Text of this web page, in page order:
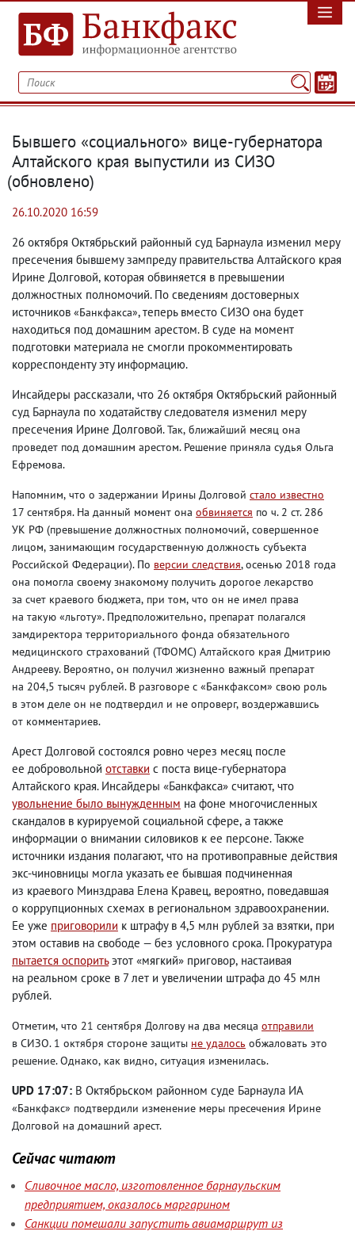
Бывшего «социального» вице-губернатора
Алтайского края выпустили из СИЗО
(обновлено)
26.10.2020 16:59
26 октября Октябрьский районный суд Барнаула изменил меру
пресечения бывшему зампреду правительства Алтайского края
Ирине Долговой, которая обвиняется в превышении
должностных полномочий. По сведениям достоверных
источников «Банкфакса», теперь вместо СИЗО она будет
находиться под домашним арестом. В суде на момент
подготовки материала не смогли прокомментировать
корреспонденту эту информацию.
Инсайдеры рассказали, что 26 октября Октябрьский районный
суд Барнаула по ходатайству следователя изменил меру
пресечения Ирине Долговой.Так, ближайший месяц она
проведет под домашним арестом. Решение приняла судья Ольга
Ефремова.
Напомним, что о задержании Ирины Долговой стало известно
17 сентября. На данный момент она обвиняется по ч. 2 ст. 286
УК РФ (превышение должностных полномочий, совершенное
лицом, занимающим государственную должность субъекта
Российской Федерации). По версии следствия, осенью 2018 года
она помогла своему знакомому получить дорогое лекарство
за счет краевого бюджета, при том, что он не имел права
на такую «льготу». Предположительно, препарат полагался
замдиректора территориального фонда обязательного
медицинского страхований (ТФОМС) Алтайского края Дмитрию
Андрееву. Вероятно, он получил жизненно важный препарат
на 204,5 тысяч рублей. В разговоре с «Банкфаксом» свою роль
в этом деле он не подтвердил и не опроверг, воздержавшись
от комментариев.
Арест Долговой состоялся ровно через месяц после
ее добровольной отставки с поста вице-губернатора
Алтайского края. Инсайдеры «Банкфакса» считают, что
увольнение было вынужденным на фоне многочисленных
скандалов в курируемой социальной сфере, а также
информации о внимании силовиков к ее персоне. Также
источники издания полагают, что на противоправные действия
экс-чиновницы могла указать ее бывшая подчиненная
из краевого Минздрава Елена Кравец, вероятно, поведавшая
о коррупционных схемах в региональном здравоохранении.
Ее уже приговорили к штрафу в 4,5 млн рублей за взятки, при
этом оставив на свободе — без условного срока. Прокуратура
пытается оспоритьэтот «мягкий» приговор, настаивая
на реальном сроке в 7 лет и увеличении штрафа до 45 млн
рублей.
Отметим, что 21 сентября Долгову на два месяца отправили
в СИЗО. 1 октября стороне защиты не удалось обжаловать это
решение. Однако, как видно, ситуация изменилась.
UPD 17:07: В Октябрьском районном суде Барнаула ИА
«Банкфакс» подтвердили изменение меры пресечения Ирине
Долговой на домашний арест.
Сейчас читают
Сливочное масло, изготовленное барнаульским
предприятием, оказалось маргарином
Санкции помешали запустить авиамаршрут из